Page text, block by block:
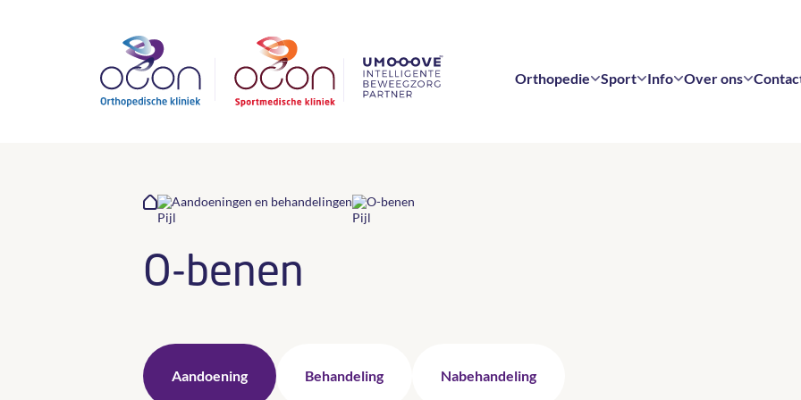
Orthopedie Sport Info Over ons
Aandoeningen en behandelingen O-benen
O-benen
Aandoening Behandeling Nabehandeling